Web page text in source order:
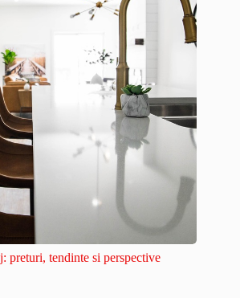
preturi, tendinte si perspective